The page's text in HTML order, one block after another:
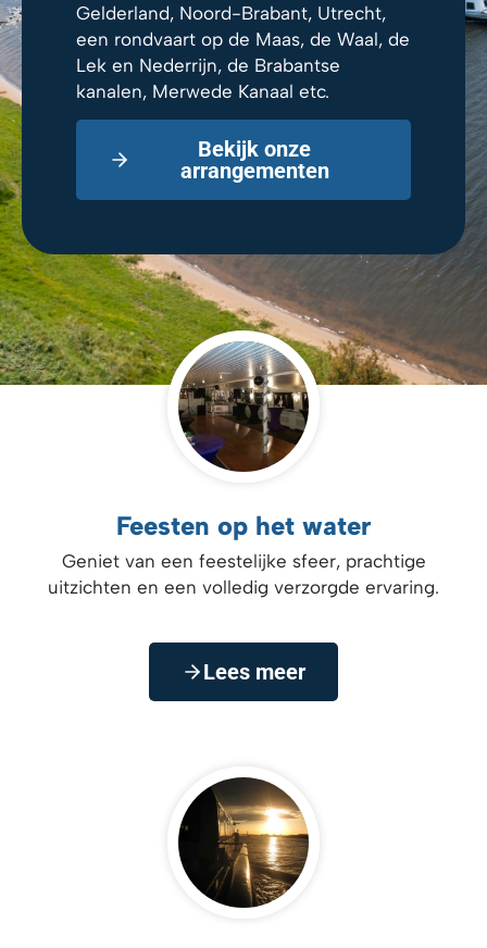
Gelderland, Noord-Brabant, Utrecht,
een rondvaart op de Maas, de Waal, de
Lek en Nederrijn, de Brabantse
kanalen, Merwede Kanaal etc.
Bekijk onze
arrangementen
Feesten op het water
Geniet van een feestelijke sfeer, prachtige
uitzichten en een volledig verzorgde ervaring.
Lees meer